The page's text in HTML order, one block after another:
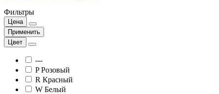
Фильтры
Цена
Применить
Цвет
---
P Розовый
R Красный
W Белый